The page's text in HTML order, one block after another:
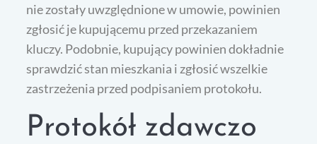
nie zostały uwzględnione w umowie, powinien
zgłosić je kupującemu przed przekazaniem
kluczy. Podobnie, kupujący powinien dokładnie
sprawdzić stan mieszkania i zgłosić wszelkie
zastrzeżenia przed podpisaniem protokołu.
Protokół zdawczo